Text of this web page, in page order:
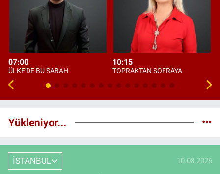
07:00
ÜLKE'DE BU SABAH
10:15
TOPRAKTAN SOFRAYA
Yükleniyor...
İSTANBUL 10.08.2026